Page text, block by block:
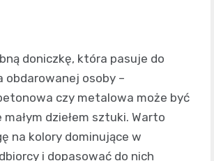
doniczkę, która pasuje do
osoby –
czy metalowa może być
dziełem sztuki. Warto
na kolory dominujące w
i dopasować do nich